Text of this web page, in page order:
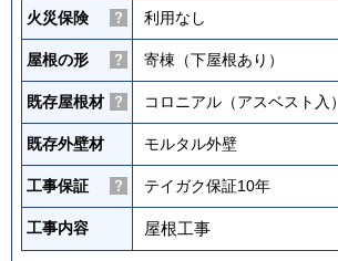
火災保険 利用なし
屋根の形 寄棟（下屋根あり）
既存屋根材 コロニアル（アスベスト入）
既存外壁材 モルタル外壁
工事保証 テイガク保証10年
工事内容 屋根工事